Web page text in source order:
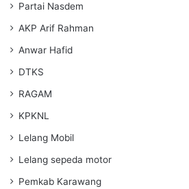
Partai Nasdem
AKP Arif Rahman
Anwar Hafid
DTKS
RAGAM
KPKNL
Lelang Mobil
Lelang sepeda motor
Pemkab Karawang